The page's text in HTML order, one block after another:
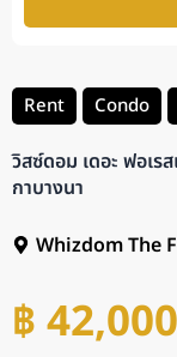
Rent Condo
วิสซ์ดอม เดอะ ฟอเร
กาบางนา
Whizdom The
฿ 42,000